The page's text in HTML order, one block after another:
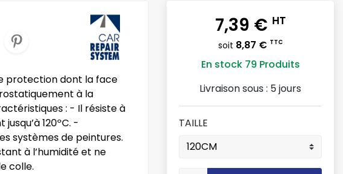
protection dont la face
à la
: - Il résiste à
120ºC. -
systèmes de peintures.
à l’humidité et ne
colle.
7,39 € HT
soit 8,87 € TTC
En stock 79 Produits
Livraison sous : 5 jours
TAILLE